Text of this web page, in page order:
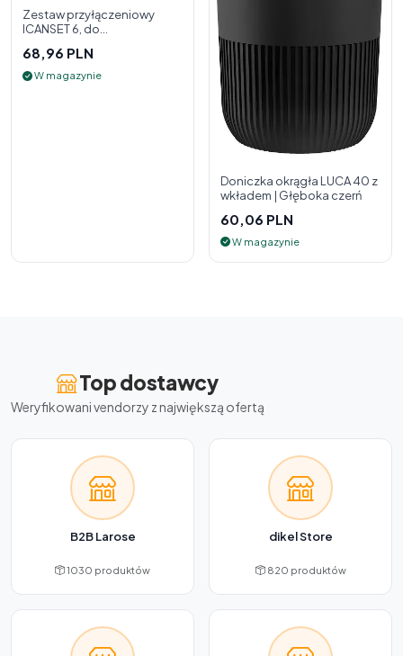
Zestaw przyłączeniowy
ICANSET 6, do
68,96 PLN
W magazynie
Doniczka okrągła LUCA 40 z
wkładem | Głęboka czerń
60,06 PLN
W magazynie
Top dostawcy
Weryfikowani vendorzy z największą ofertą
B2B Larose
1030 produktów
dikel Store
820 produktów